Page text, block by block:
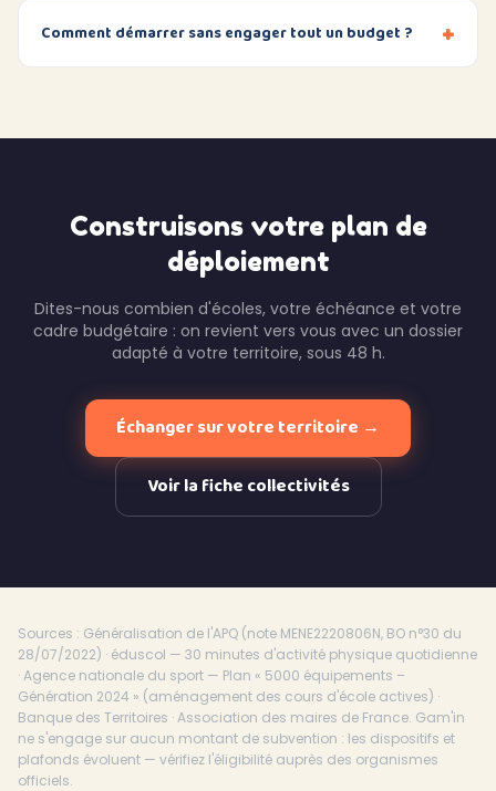
Comment démarrer sans engager tout un budget ? +
Construisons votre plan de
déploiement
Dites-nous combien d'écoles, votre échéance et votre
cadre budgétaire : on revient vers vous avec un dossier
adapté à votre territoire, sous 48 h.
Échanger sur votre territoire →
Voir la fiche collectivités
Sources : Généralisation de l'APQ (note MENE2220806N, BO n°30 du
28/07/2022) · éduscol — 30 minutes d'activité physique quotidienne
· Agence nationale du sport — Plan « 5000 équipements –
Génération 2024 » (aménagement des cours d'école actives) ·
Banque des Territoires · Association des maires de France. Gam'in
ne s'engage sur aucun montant de subvention : les dispositifs et
plafonds évoluent — vérifiez l'éligibilité auprès des organismes
officiels.